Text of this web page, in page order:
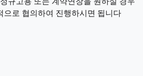
으로 협의하여 진행하시면 됩니다